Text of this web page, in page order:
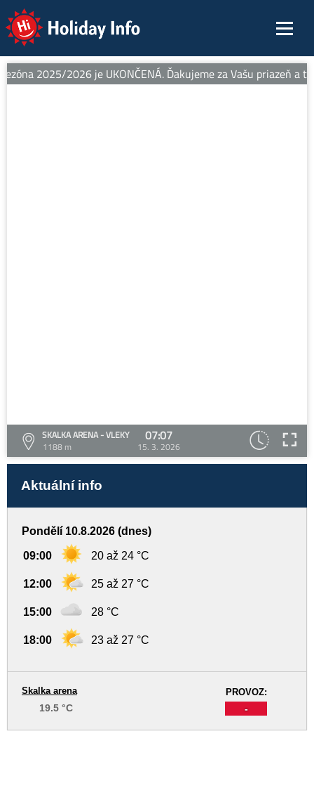
Holiday Info
2025/2026 je UKONČENÁ. Ďakujeme za Vašu priazeň a
SKALKA ARENA - VLEKY
1188 m
07:07
15. 3. 2026
Aktuální info
Pondělí 10.8.2026 (dnes)
09:00 20 až 24 °C
12:00 25 až 27 °C
15:00 28 °C
18:00 23 až 27 °C
PROVOZ:
-
Skalka arena
19.5 °C